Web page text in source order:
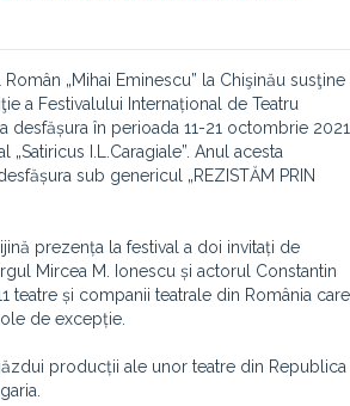
Român „Mihai Eminescu” la Chişinău susţine
a Festivalului Internațional de Teatru
desfășura în perioada 11-21 octombrie 2021
„Satiricus I.L.Caragiale”. Anul acesta
sub genericul „REZISTĂM PRIN
prezența la festival a doi invitați de
Mircea M. Ionescu și actorul Constantin
teatre și companii teatrale din România care
de excepție.
producții ale unor teatre din Republica